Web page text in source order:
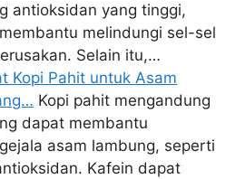
antioksidan yang tinggi,
melindungi sel-sel
Selain itu,…
Kopi Pahit untuk Asam
Kopi pahit mengandung
dapat membantu
asam lambung, seperti
Kafein dapat